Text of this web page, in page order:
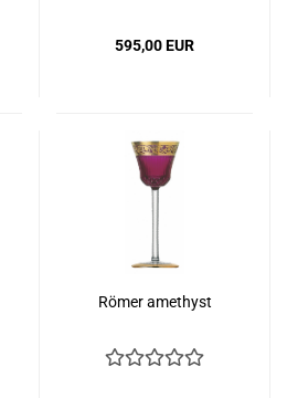
595,00 EUR
Römer amethyst